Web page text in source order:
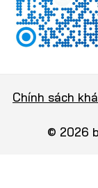
Chính sách
© 2026